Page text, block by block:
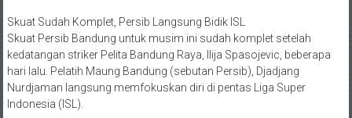
Skuat Sudah Komplet, Persib Langsung Bidik ISL
Skuat Persib Bandung untuk musim ini sudah komplet setelah
kedatangan striker Pelita Bandung Raya, Ilija Spasojevic, beberapa
hari lalu. Pelatih Maung Bandung (sebutan Persib), Djadjang
Nurdjaman langsung memfokuskan diri di pentas Liga Super
Indonesia (ISL).